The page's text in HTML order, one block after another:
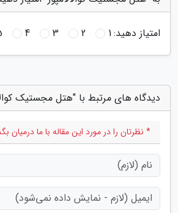
امتیاز دهید:1
2
3
4
دیدگاه های مرتبط با "هتل مجستیک
* نظرتان را در مورد این مقاله با ما درمیان